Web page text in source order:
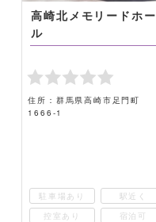
高崎北メモリードホー
ル
住所：群馬県高崎市足門町
1666-1
駐車場あり
駅近く
控室あり
宿泊可